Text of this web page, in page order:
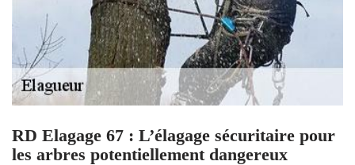
RD Elagage 67 : L’élagage sécuritaire pour
les arbres potentiellement dangereux